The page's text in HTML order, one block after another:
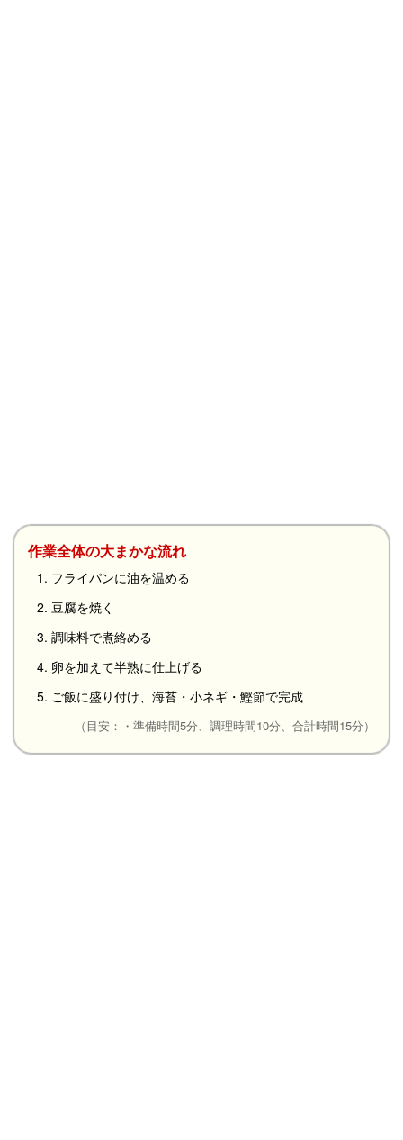
作業全体の大まかな流れ
1. フライパンに油を温める
2. 豆腐を焼く
3. 調味料で煮絡める
4. 卵を加えて半熟に仕上げる
5. ご飯に盛り付け、海苔・小ネギ・鰹節で完成
（目安：・準備時間5分、調理時間10分、合計時間15分）